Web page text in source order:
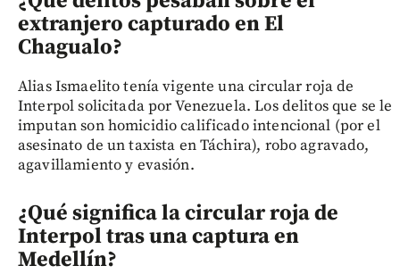
extranjero capturado en El
Chagualo?
Alias Ismaelito tenía vigente una circular roja de
Interpol solicitada por Venezuela. Los delitos que se le
imputan son homicidio calificado intencional (por el
asesinato de un taxista en Táchira), robo agravado,
agavillamiento y evasión.
¿Qué significa la circular roja de
Interpol tras una captura en
Medellín?